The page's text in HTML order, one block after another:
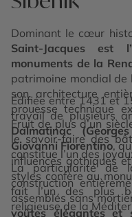
Dominant le cœur
Saint-Jacques est
monuments de la
patrimoine mondial de
son architecture
prouesse technique
Fruit de plus d’un
le savoir-faire des
constitue l’un des
Édifiée entre 1431 et
travail de plusieurs
Dalmatinac
Giovanni Fiorentino,
influences gothiques
styles confère au
fait l’un des plus
religieuse de la
La particularité de
construction
assemblés sans
voûtes élégantes et